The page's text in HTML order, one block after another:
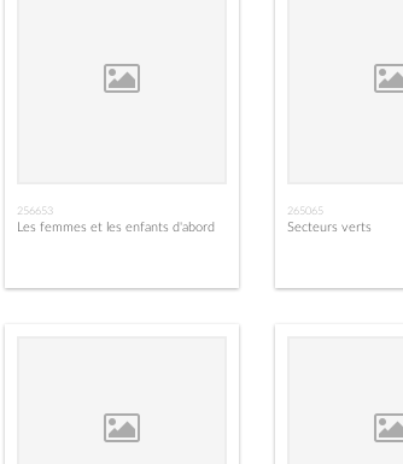
256653
Les femmes et les enfants d'abord
265065
Secteurs verts